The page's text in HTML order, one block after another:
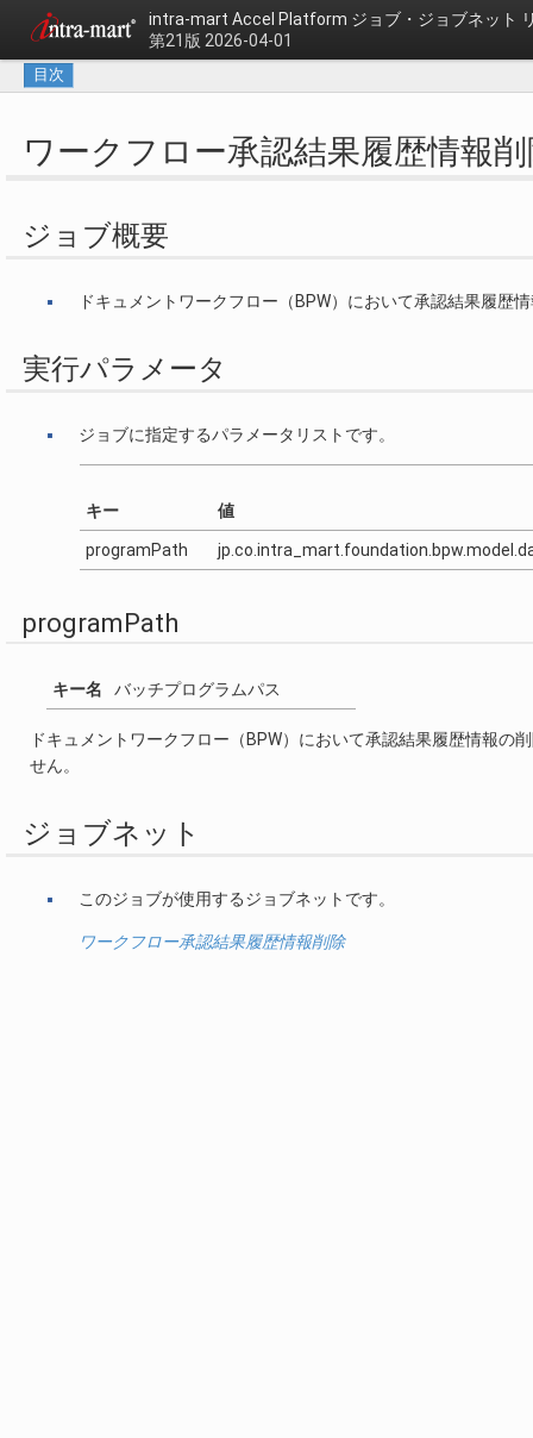
intra-mart Accel Platform ジョブ・ジョブネット
第21版 2026-04-01
目次
ワークフロー承認結果履歴情報
ジョブ概要
ドキュメントワークフロー（BPW）において承認結果履歴
実行パラメータ
ジョブに指定するパラメータリストです。
キー 値
programPath
programPath
キー名 バッチプログラムパス
ドキュメントワークフロー（BPW）において承認結果履歴情報
せん。
ジョブネット
このジョブが使用するジョブネットです。
ワークフロー承認結果履歴情報削除